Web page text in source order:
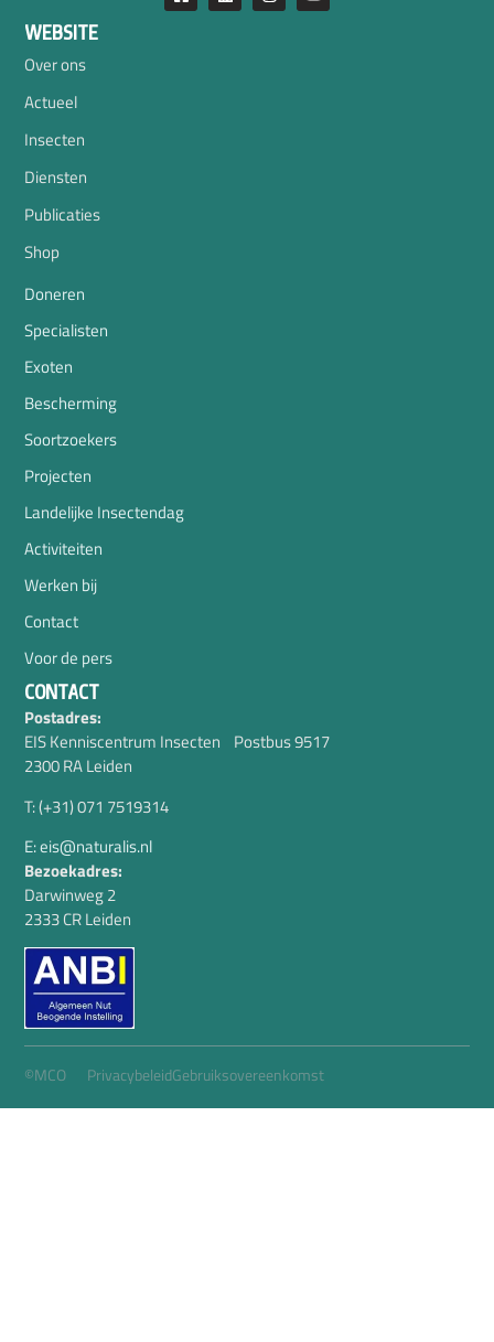
WEBSITE
Over ons
Actueel
Insecten
Diensten
Publicaties
Shop
Doneren
Specialisten
Exoten
Bescherming
Soortzoekers
Projecten
Landelijke Insectendag
Activiteiten
Werken bij
Contact
Voor de pers
CONTACT
Postadres:
EIS Kenniscentrum Insecten Postbus 9517
2300 RA Leiden
T: (+31) 071 7519314
E: eis@naturalis.nl
Bezoekadres:
Darwinweg 2
2333 CR Leiden
©MCO PrivacybeleidGebruiksovereenkomst